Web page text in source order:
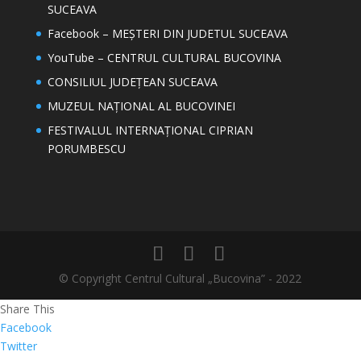
SUCEAVA
Facebook – MEȘTERI DIN JUDETUL SUCEAVA
YouTube – CENTRUL CULTURAL BUCOVINA
CONSILIUL JUDEȚEAN SUCEAVA
MUZEUL NAȚIONAL AL BUCOVINEI
FESTIVALUL INTERNAȚIONAL CIPRIAN
PORUMBESCU
© Copyright Centrul Cultural „Bucovina” - 2022
Share This
Facebook
Twitter